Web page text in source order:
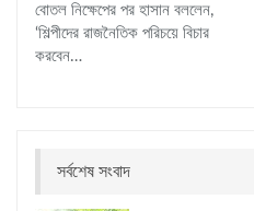
বোতল নিক্ষেপের পর হাসান বললেন,
‘শিল্পীদের রাজনৈতিক পরিচয়ে বিচার
করবেন…
সর্বশেষ সংবাদ